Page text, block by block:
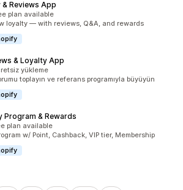
Reviews App
plan available
loyalty — with reviews, Q&A, and rewards
& Loyalty App
yükleme
toplayın ve referans programıyla büyüyün
Program & Rewards
plan available
w/ Point, Cashback, VIP tier, Membership